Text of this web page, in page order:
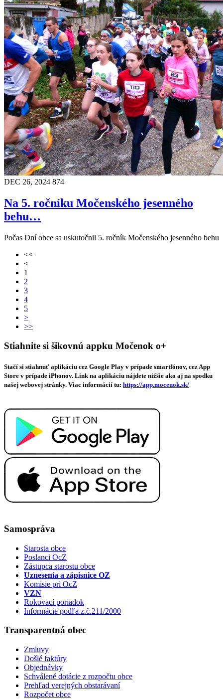
DEC 26, 2024 874
Na 5. ročníku Močenského jesenného
behu…
Počas Dní obce sa uskutočnil 5. ročník Močenského jesenného behu
<<
<
1
2
3
4
5
>
>>
Stiahnite si šikovnú appku Močenok o+
Stačí si stiahnuť aplikáciu cez Google Play v prípade smartfónov, cez App
Store v prípade iPhonov. Link na aplikáciu nájdete nižšie ako aj na spodku
našej webovej stránky. Viac informácií tu: https://app.mocenok.sk/
Samospráva
Starosta obce
Poslanci OcZ
Zástupca starostu obce
Uznesenia a zápisnice OZ
Komisie pri OcZ
VZN
Rokovací poriadok
Informácie podľa z.č.211/2000
Transparentná obec
Zmluvy
Došlé faktúry
Objednávky
Schválené dotácie z rozpočtu obce
Prehľad verejných obstarávaní
Rozpočet obce